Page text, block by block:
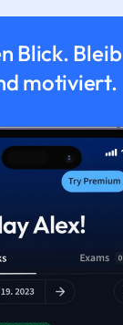
Blick. Bleib
motiviert.